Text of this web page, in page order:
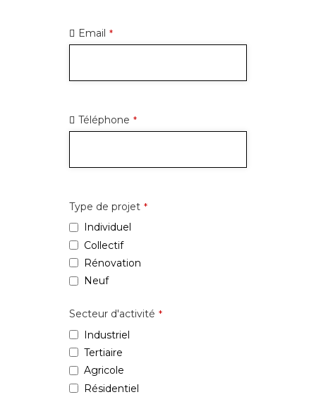
Email *
Téléphone *
Type de projet *
Individuel
Collectif
Rénovation
Neuf
Secteur d'activité *
Industriel
Tertiaire
Agricole
Résidentiel